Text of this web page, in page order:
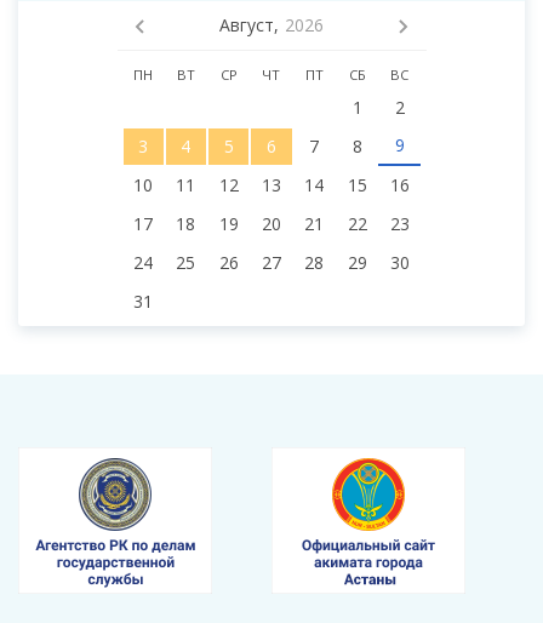
Август, 2026
ПН ВТ СР ЧТ ПТ СБ ВС
1
2
3
4 5 6 7 8
9
10
11 12 13 14 15
16
17
18 19 20 21 22
23
24
25 26 27 28 29
30
31